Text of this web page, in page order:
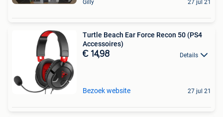
Gilly 27 jul 21
Turtle Beach Ear Force Recon 50 (PS4
Accessoires)
€ 14,98 Details
Bezoek website 27 jul 21